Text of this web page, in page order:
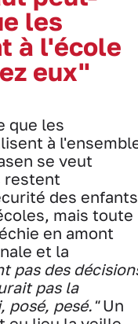
les
à l'école
eux"
que les
à
se veut
restent
des enfants
mais toute
en amont
et la
pas des
pas la
posé, pesé."Un